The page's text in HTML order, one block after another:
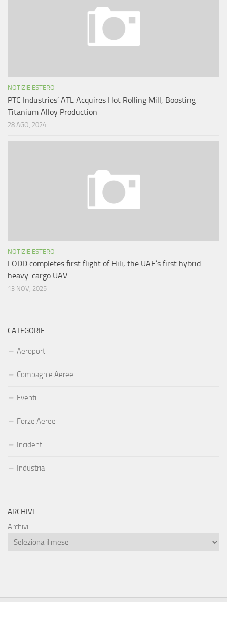
NOTIZIE ESTERO
PTC Industries’ ATL Acquires Hot Rolling Mill, Boosting
Titanium Alloy Production
28 AGO, 2024
NOTIZIE ESTERO
LODD completes first flight of Hili, the UAE’s first hybrid
heavy-cargo UAV
13 NOV, 2025
CATEGORIE
Aeroporti
Compagnie Aeree
Eventi
Forze Aeree
Incidenti
Industria
ARCHIVI
Archivi